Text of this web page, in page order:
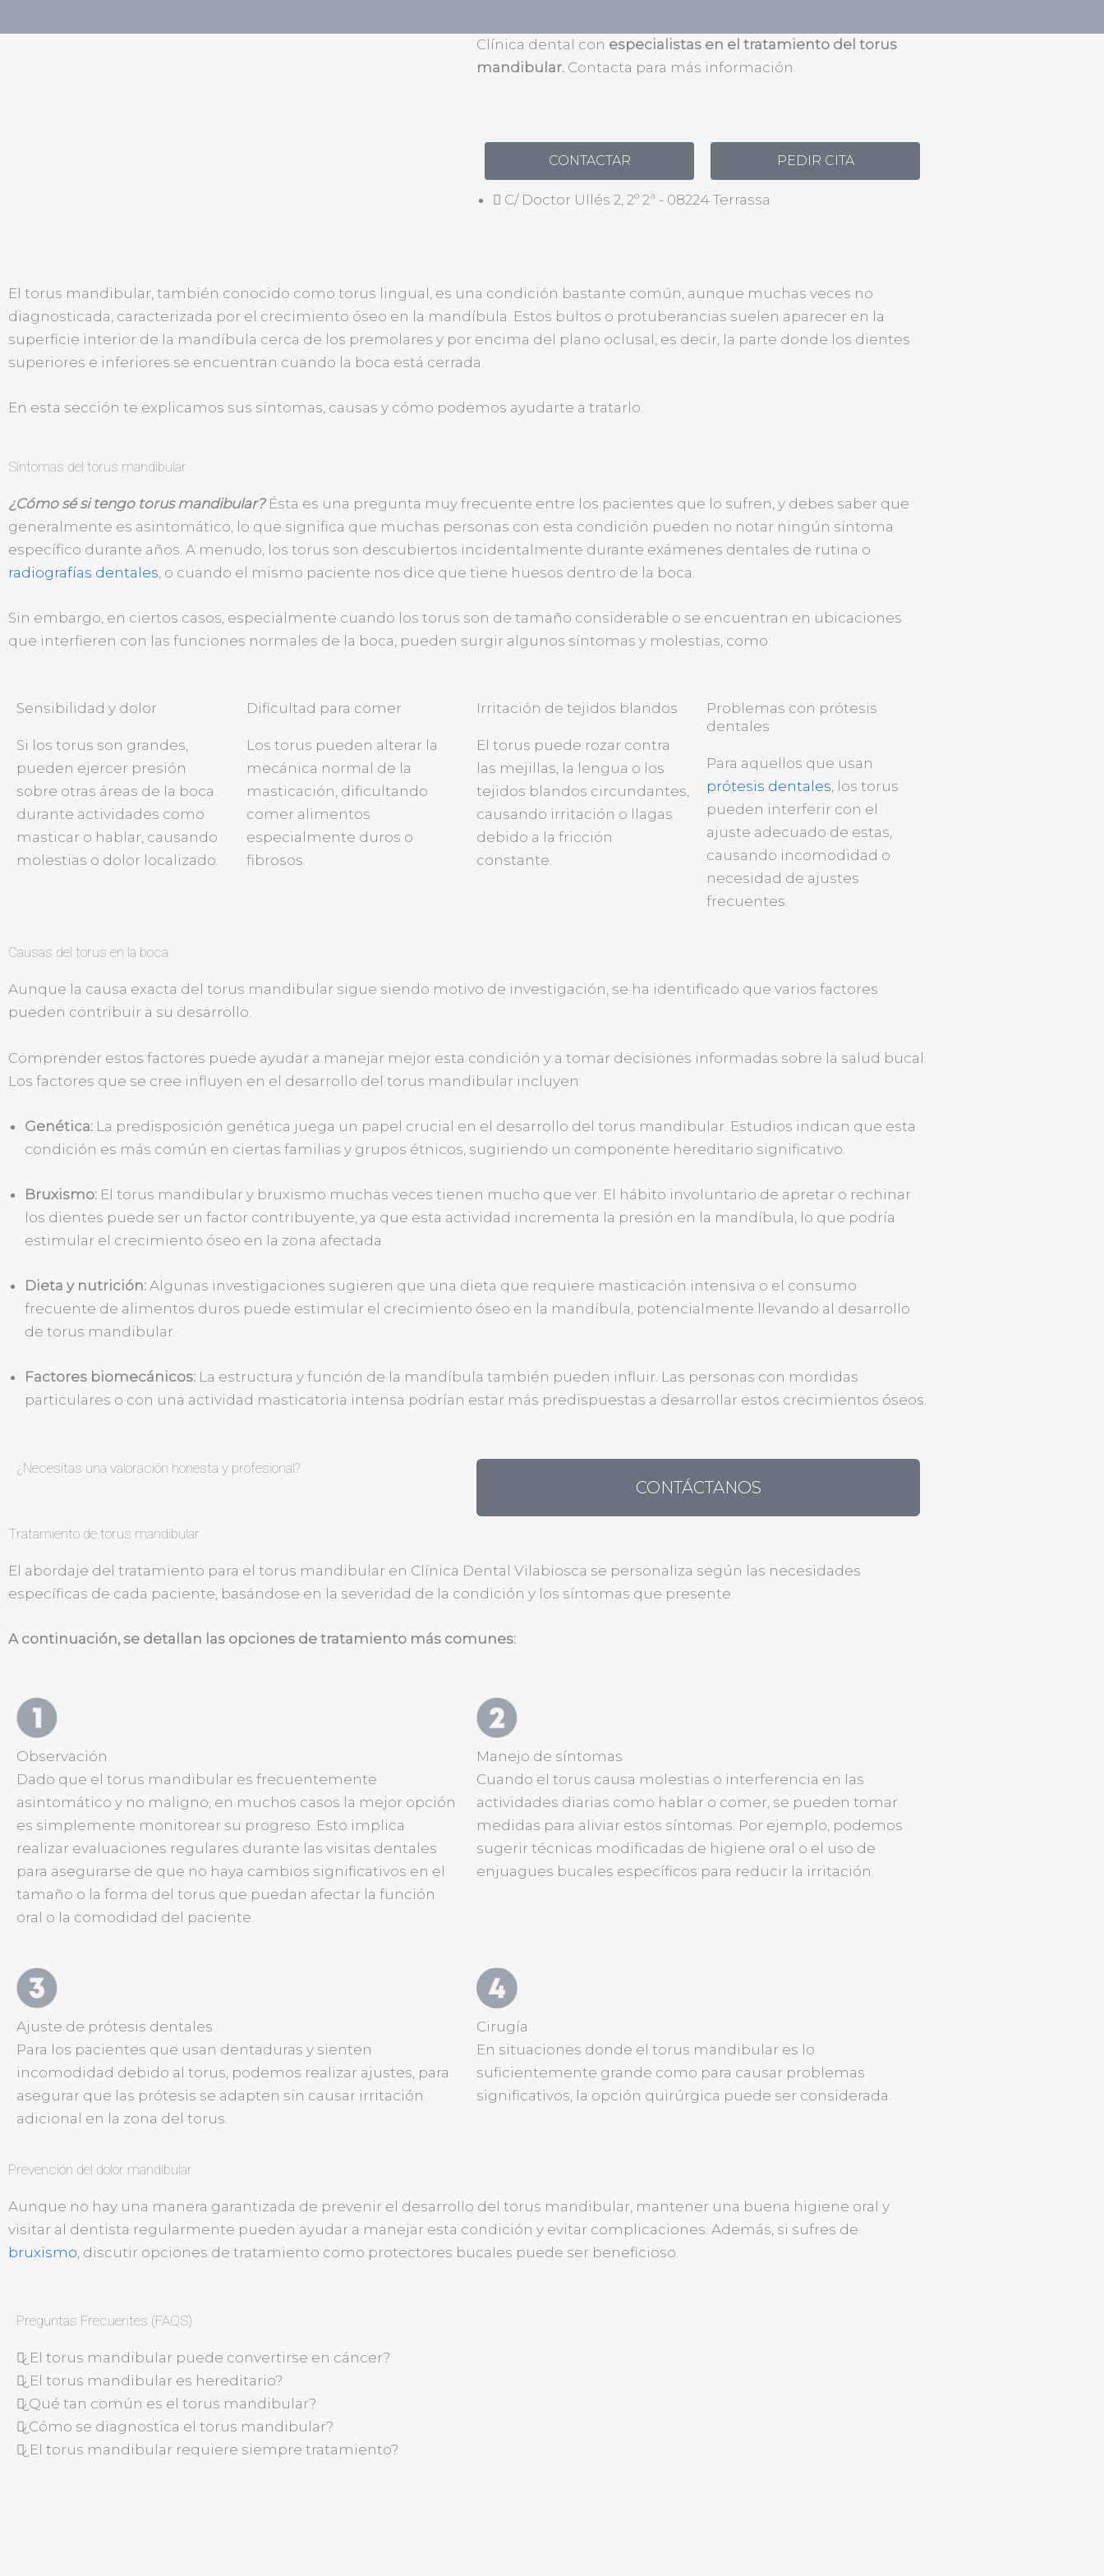
Clínica dental con especialistas en el tratamiento del torus
mandibular. Contacta para más información.
CONTACTAR PEDIR CITA
C/ Doctor Ullés 2, 2º 2ª - 08224 Terrassa
El torus mandibular, también conocido como torus lingual, es una condición bastante común, aunque muchas veces no
diagnosticada, caracterizada por el crecimiento óseo en la mandíbula. Estos bultos o protuberancias suelen aparecer en la
superficie interior de la mandíbula cerca de los premolares y por encima del plano oclusal, es decir, la parte donde los dientes
superiores e inferiores se encuentran cuando la boca está cerrada.
En esta sección te explicamos sus síntomas, causas y cómo podemos ayudarte a tratarlo.
Síntomas del torus mandibular
¿Cómo sé si tengo torus mandibular?Ésta es una pregunta muy frecuente entre los pacientes que lo sufren, y debes saber que
generalmente es asintomático, lo que significa que muchas personas con esta condición pueden no notar ningún síntoma
específico durante años. A menudo, los torus son descubiertos incidentalmente durante exámenes dentales de rutina o
radiografías dentales , o cuando el mismo paciente nos dice que tiene huesos dentro de la boca.
Sin embargo, en ciertos casos, especialmente cuando los torus son de tamaño considerable o se encuentran en ubicaciones
que interfieren con las funciones normales de la boca, pueden surgir algunos síntomas y molestias, como:
Sensibilidad y dolor
Si los torus son grandes,
pueden ejercer presión
sobre otras áreas de la boca
durante actividades como
masticar o hablar, causando
molestias o dolor localizado.
Dificultad para comer
Los torus pueden alterar la
mecánica normal de la
masticación, dificultando
comer alimentos
especialmente duros o
fibrosos.
Irritación de tejidos blandos
El torus puede rozar contra
las mejillas, la lengua o los
tejidos blandos circundantes,
causando irritación o llagas
debido a la fricción
constante.
Problemas con prótesis
dentales
Para aquellos que usan
prótesis dentales, los torus
pueden interferir con el
ajuste adecuado de estas,
causando incomodidad o
necesidad de ajustes
frecuentes.
Causas del torus en la boca
Aunque la causa exacta del torus mandibular sigue siendo motivo de investigación, se ha identificado que varios factores
pueden contribuir a su desarrollo.
Comprender estos factores puede ayudar a manejar mejor esta condición y a tomar decisiones informadas sobre la salud bucal.
Los factores que se cree influyen en el desarrollo del torus mandibular incluyen:
Genética: La predisposición genética juega un papel crucial en el desarrollo del torus mandibular. Estudios indican que esta
condición es más común en ciertas familias y grupos étnicos, sugiriendo un componente hereditario significativo.
Bruxismo: El torus mandibular y bruxismo muchas veces tienen mucho que ver. El hábito involuntario de apretar o rechinar
los dientes puede ser un factor contribuyente, ya que esta actividad incrementa la presión en la mandíbula, lo que podría
estimular el crecimiento óseo en la zona afectada.
Dieta y nutrición: Algunas investigaciones sugieren que una dieta que requiere masticación intensiva o el consumo
frecuente de alimentos duros puede estimular el crecimiento óseo en la mandíbula, potencialmente llevando al desarrollo
de torus mandibular.
Factores biomecánicos: La estructura y función de la mandíbula también pueden influir. Las personas con mordidas
particulares o con una actividad masticatoria intensa podrían estar más predispuestas a desarrollar estos crecimientos óseos.
¿Necesitas una valoración honesta y profesional?
CONTÁCTANOS
Tratamiento de torus mandibular
El abordaje del tratamiento para el torus mandibular en Clínica Dental Vilabiosca se personaliza según las necesidades
específicas de cada paciente, basándose en la severidad de la condición y los síntomas que presente.
A continuación, se detallan las opciones de tratamiento más comunes:
Observación
Dado que el torus mandibular es frecuentemente
asintomático y no maligno, en muchos casos la mejor opción
es simplemente monitorear su progreso. Esto implica
realizar evaluaciones regulares durante las visitas dentales
para asegurarse de que no haya cambios significativos en el
tamaño o la forma del torus que puedan afectar la función
oral o la comodidad del paciente.
Manejo de síntomas
Cuando el torus causa molestias o interferencia en las
actividades diarias como hablar o comer, se pueden tomar
medidas para aliviar estos síntomas. Por ejemplo, podemos
sugerir técnicas modificadas de higiene oral o el uso de
enjuagues bucales específicos para reducir la irritación.
Ajuste de prótesis dentales
Para los pacientes que usan dentaduras y sienten
incomodidad debido al torus, podemos realizar ajustes, para
asegurar que las prótesis se adapten sin causar irritación
adicional en la zona del torus.
Cirugía
En situaciones donde el torus mandibular es lo
suficientemente grande como para causar problemas
significativos, la opción quirúrgica puede ser considerada.
Prevención del dolor mandibular
Aunque no hay una manera garantizada de prevenir el desarrollo del torus mandibular, mantener una buena higiene oral y
visitar al dentista regularmente pueden ayudar a manejar esta condición y evitar complicaciones. Además, si sufres de
bruxismo, discutir opciones de tratamiento como protectores bucales puede ser beneficioso.
Preguntas Frecuentes (FAQS)
¿El torus mandibular puede convertirse en cáncer?
¿El torus mandibular es hereditario?
¿Qué tan común es el torus mandibular?
¿Cómo se diagnostica el torus mandibular?
¿El torus mandibular requiere siempre tratamiento?